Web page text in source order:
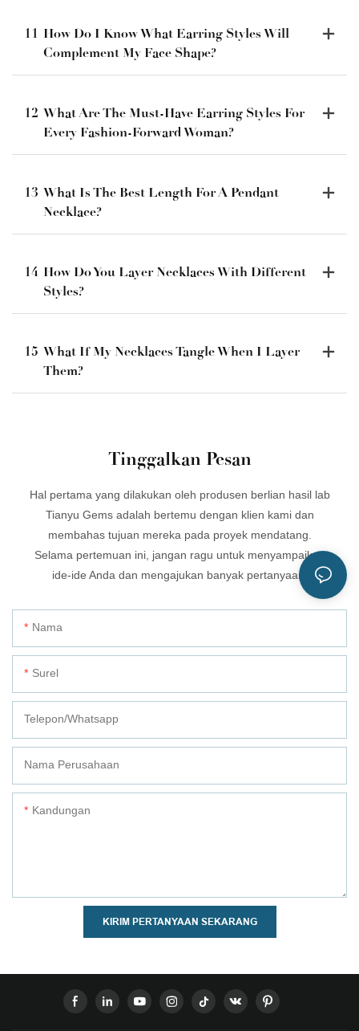
11 How Do I Know What Earring Styles Will
Complement My Face Shape?
12 What Are The Must-Have Earring Styles For
Every Fashion-Forward Woman?
13 What Is The Best Length For A Pendant
Necklace?
14 How Do You Layer Necklaces With Different
Styles?
15 What If My Necklaces Tangle When I Layer
Them?
Tinggalkan Pesan
Hal pertama yang dilakukan oleh produsen berlian hasil lab
Tianyu Gems adalah bertemu dengan klien kami dan
membahas tujuan mereka pada proyek mendatang.
Selama pertemuan ini, jangan ragu untuk menyampaikan
ide-ide Anda dan mengajukan banyak pertanyaan.
Nama
Surel
Telepon/whatsapp
Nama Perusahaan
Kandungan
KIRIM PERTANYAAN SEKARANG